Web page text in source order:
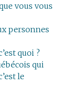
vous vous
personnes
quoi ?
qui
le